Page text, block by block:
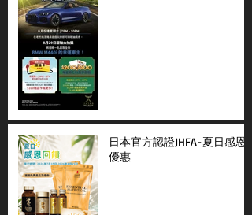
日本官方認證JHFA-夏日感恩
優惠